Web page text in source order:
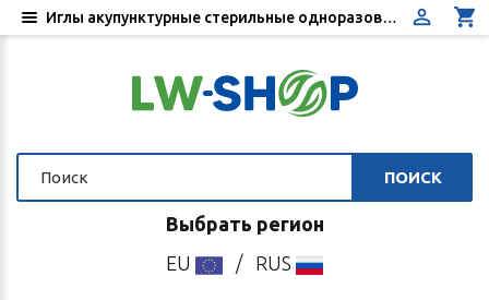
ПОИСК
Выбрать регион
EU
/ RUS
Иглы акупунктурные стерильные одноразовые диаметр 0,3 мм - Традиционная китайская медицина - Купить в интернет-магазине «Ли Вест»